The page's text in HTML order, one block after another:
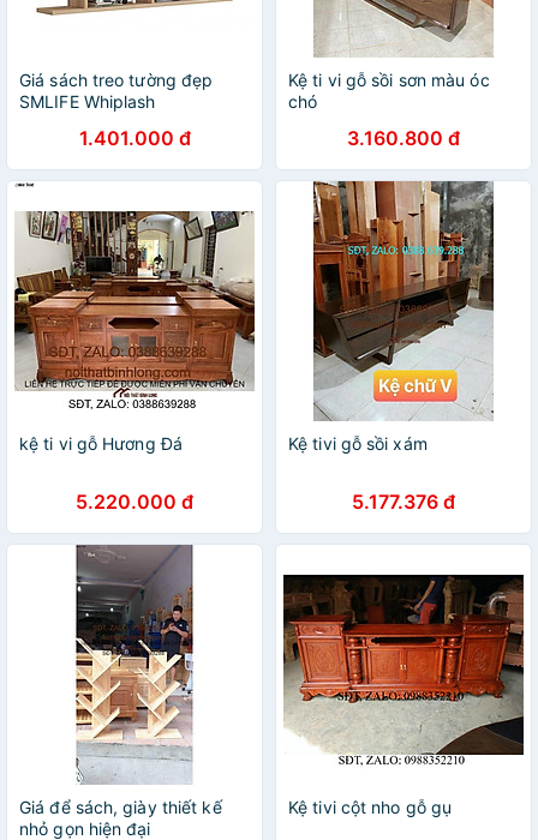
Giá sách treo tường đẹp
SMLIFE Whiplash
1.401.000 đ
Kệ ti vi gỗ sồi sơn màu óc
chó
3.160.800 đ
kệ ti vi gỗ Hương Đá
5.220.000 đ
Kệ tivi gỗ sồi xám
5.177.376 đ
Giá để sách, giày thiết kế
nhỏ gọn hiện đại
Kệ tivi cột nho gỗ gụ